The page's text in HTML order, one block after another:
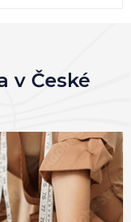
v České